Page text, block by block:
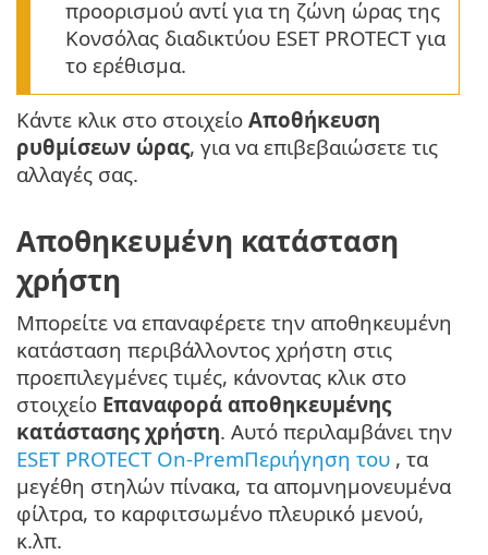
προορισμού αντί για τη ζώνη ώρας της
Κονσόλας διαδικτύου ESET PROTECT για
το ερέθισμα.
Κάντε κλικ στο στοιχείο Αποθήκευση
ρυθμίσεων ώρας, για να επιβεβαιώσετε τις
αλλαγές σας.
Αποθηκευμένη κατάσταση
χρήστη
Μπορείτε να επαναφέρετε την αποθηκευμένη
κατάσταση περιβάλλοντος χρήστη στις
προεπιλεγμένες τιμές, κάνοντας κλικ στο
στοιχείο Επαναφορά αποθηκευμένης
κατάστασης χρήστη. Αυτό περιλαμβάνει την
ESET PROTECT On-PremΠεριήγηση του , τα
μεγέθη στηλών πίνακα, τα απομνημονευμένα
φίλτρα, το καρφιτσωμένο πλευρικό μενού,
κ.λπ.